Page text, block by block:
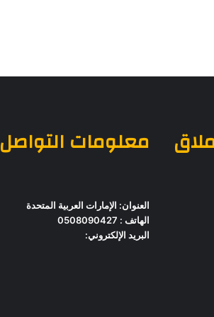
معلومات التواصل
العنوان: الإمارات العربية المتحدة
الهاتف : 0508090427
البريد الإلكتروني: